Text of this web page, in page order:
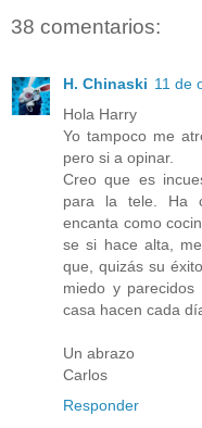
38 comentarios:
H. Chinaski 11 de
Hola Harry
Yo tampoco me
pero si a opinar.
Creo que es
para la tele. Ha
encanta como
se si hace alta,
que, quizás su
miedo y
casa hacen cada
Un abrazo
Carlos
Responder